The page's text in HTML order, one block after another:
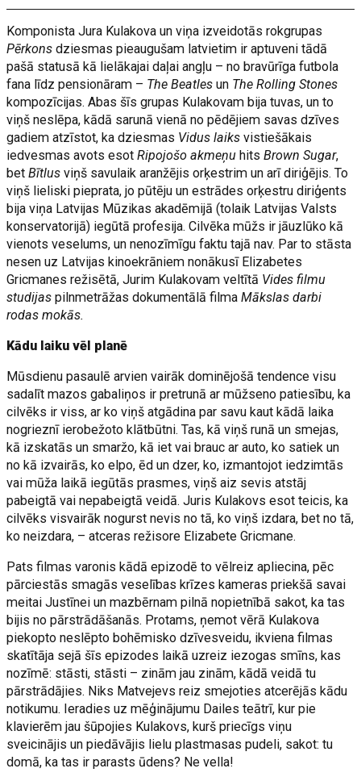
Komponista Jura Kulakova un viņa izveidotās rokgrupas
Pērkons dziesmas pieaugušam latvietim ir aptuveni tādā
pašā statusā kā lielākajai daļai angļu – no bravūrīga futbola
fana līdz pensionāram – The Beatles un The Rolling Stones
kompozīcijas. Abas šīs grupas Kulakovam bija tuvas, un to
viņš neslēpa, kādā sarunā vienā no pēdējiem savas dzīves
gadiem atzīstot, ka dziesmas Vidus laiksvistiešākais
iedvesmas avots esotRipojošo akmeņu hitsBrown Sugar,
betBītlus viņš savulaik aranžējis orķestrim un arī diriģējis. To
viņš lieliski pieprata, jo pūtēju un estrādes orķestru diriģents
bija viņa Latvijas Mūzikas akadēmijā (tolaik Latvijas Valsts
konservatorijā) iegūtā profesija. Cilvēka mūžs ir jāuzlūko kā
vienots veselums, un nenozīmīgu faktu tajā nav. Par to stāsta
nesen uz Latvijas kinoekrāniem nonākusī Elizabetes
Gricmanes režisētā, Jurim Kulakovam veltītā Vides filmu
studijas pilnmetrāžas dokumentālā filmaMākslas darbi
rodas mokās.
Kādu laiku vēl planē
Mūsdienu pasaulē arvien vairāk dominējošā tendence visu
sadalīt mazos gabaliņos ir pretrunā ar mūžseno patiesību, ka
cilvēks ir viss, ar ko viņš atgādina par savu kaut kādā laika
nogrieznī ierobežoto klātbūtni. Tas, kā viņš runā un smejas,
kā izskatās un smaržo, kā iet vai brauc ar auto, ko satiek un
no kā izvairās, ko elpo, ēd un dzer, ko, izmantojot iedzimtās
vai mūža laikā iegūtās prasmes, viņš aiz sevis atstāj
pabeigtā vai nepabeigtā veidā. Juris Kulakovs esot teicis, ka
cilvēks visvairāk nogurst nevis no tā, ko viņš izdara, bet no tā,
ko neizdara, – atceras režisore Elizabete Gricmane.
Pats filmas varonis kādā epizodē to vēlreiz apliecina, pēc
pārciestās smagās veselības krīzes kameras priekšā savai
meitai Justīnei un mazbērnam pilnā nopietnībā sakot, ka tas
bijis no pārstrādāšanās. Protams, ņemot vērā Kulakova
piekopto neslēpto bohēmisko dzīvesveidu, ikviena filmas
skatītāja sejā šīs epizodes laikā uzreiz iezogas smīns, kas
nozīmē: stāsti, stāsti – zinām jau zinām, kādā veidā tu
pārstrādājies. Niks Matvejevs reiz smejoties atcerējās kādu
notikumu. Ieradies uz mēģinājumu Dailes teātrī, kur pie
klavierēm jau šūpojies Kulakovs, kurš priecīgs viņu
sveicinājis un piedāvājis lielu plastmasas pudeli, sakot: tu
domā, ka tas ir parasts ūdens? Ne vella!